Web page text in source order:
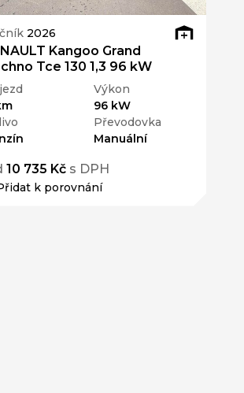
2026
Kangoo Grand
Tce 130 1,3 96 kW
Výkon
96 kW
Převodovka
Manuální
10 735 Kč s DPH
k porovnání